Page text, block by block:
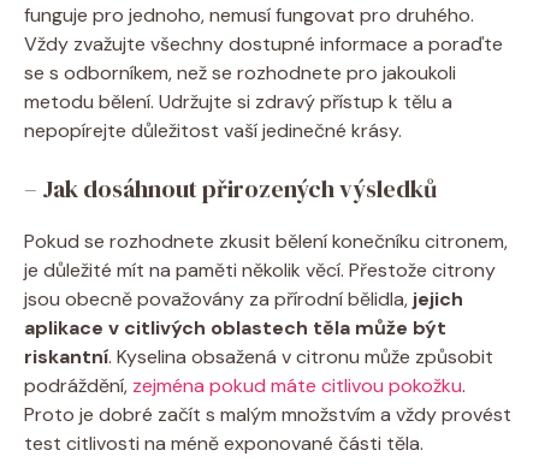
funguje pro jednoho, nemusí fungovat pro druhého.
Vždy zvažujte všechny dostupné informace a poraďte
se s odborníkem, než se rozhodnete pro jakoukoli
metodu bělení. Udržujte si zdravý přístup k tělu a
nepopírejte důležitost vaší jedinečné krásy.
– Jak dosáhnout přirozených výsledků
Pokud se rozhodnete zkusit bělení konečníku citronem,
je důležité mít na paměti několik věcí. Přestože citrony
jsou obecně považovány za přírodní bělidla, jejich
aplikace v citlivých oblastech těla může být
riskantní. Kyselina obsažená v citronu může způsobit
podráždění, zejména pokud máte citlivou pokožku.
Proto je dobré začít s malým množstvím a vždy provést
test citlivosti na méně exponované části těla.